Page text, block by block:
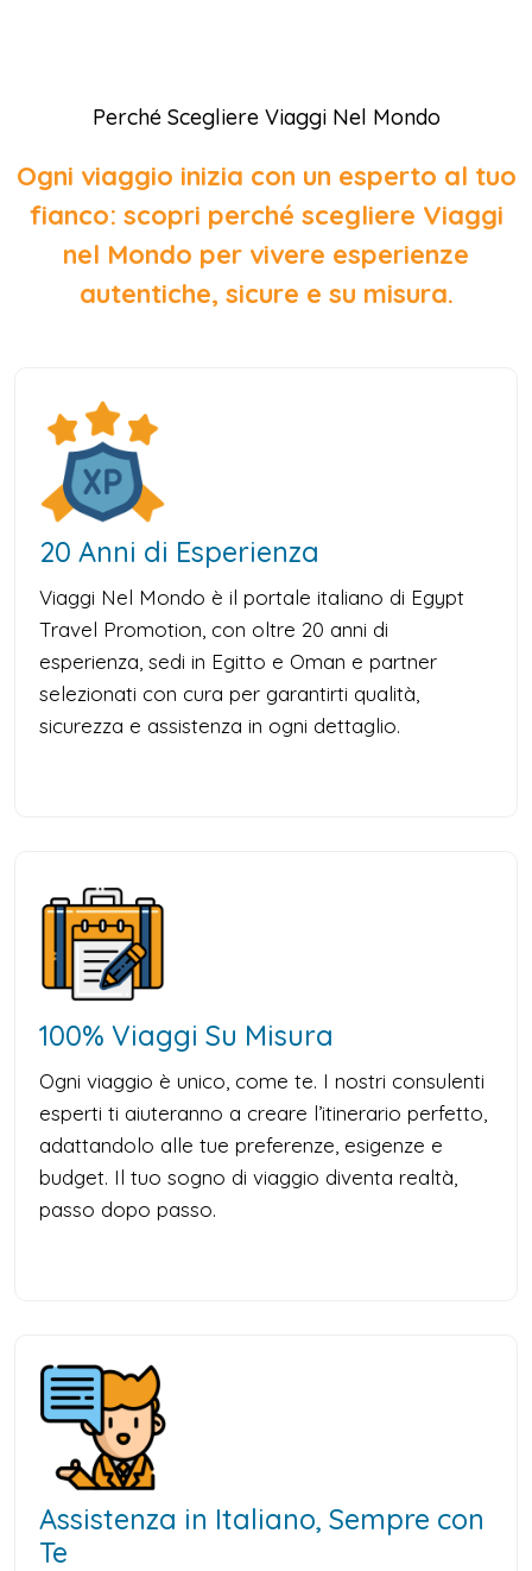
Perché Scegliere Viaggi Nel Mondo
Ogni viaggio inizia con un esperto al tuo
fianco: scopri perché scegliere Viaggi
nel Mondo per vivere esperienze
autentiche, sicure e su misura.
20 Anni di Esperienza
Viaggi Nel Mondo è il portale italiano di Egypt
Travel Promotion, con oltre 20 anni di
esperienza, sedi in Egitto e Oman e partner
selezionati con cura per garantirti qualità,
sicurezza e assistenza in ogni dettaglio.
100% Viaggi Su Misura
Ogni viaggio è unico, come te. I nostri consulenti
esperti ti aiuteranno a creare l’itinerario perfetto,
adattandolo alle tue preferenze, esigenze e
budget. Il tuo sogno di viaggio diventa realtà,
passo dopo passo.
Assistenza in Italiano, Sempre con
Te